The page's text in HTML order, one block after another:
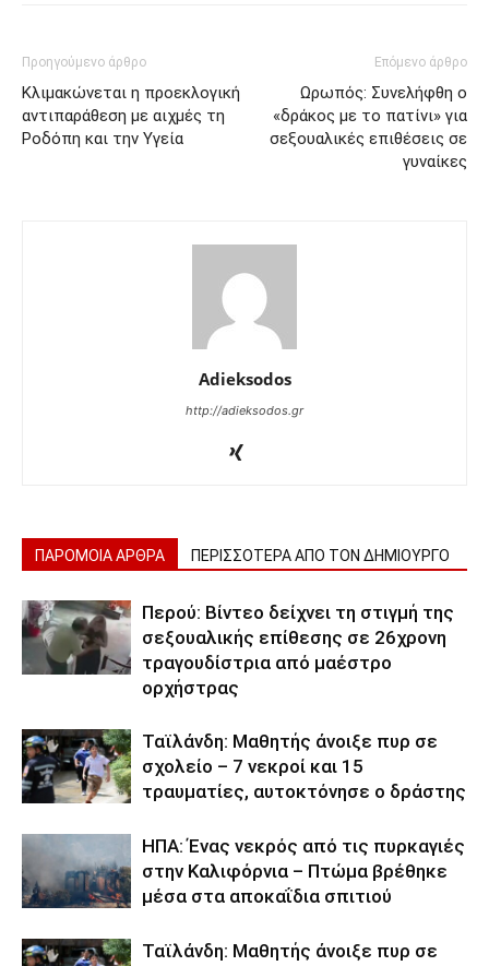
Προηγούμενο άρθρο
Κλιμακώνεται η προεκλογική
αντιπαράθεση με αιχμές τη
Ροδόπη και την Υγεία
Επόμενο άρθρο
Ωρωπός: Συνελήφθη ο
«δράκος με το πατίνι» για
σεξουαλικές επιθέσεις σε
γυναίκες
Adieksodos
http://adieksodos.gr
ΠΑΡΟΜΟΙΑ ΑΡΘΡΑ ΠΕΡΙΣΣΟΤΕΡΑ ΑΠΟ ΤΟΝ ΔΗΜΙΟΥΡΓΟ
Περού: Βίντεο δείχνει τη στιγμή της
σεξουαλικής επίθεσης σε 26χρονη
τραγουδίστρια από μαέστρο
ορχήστρας
Ταϊλάνδη: Μαθητής άνοιξε πυρ σε
σχολείο – 7 νεκροί και 15
τραυματίες, αυτοκτόνησε ο δράστης
ΗΠΑ: Ένας νεκρός από τις πυρκαγιές
στην Καλιφόρνια – Πτώμα βρέθηκε
μέσα στα αποκαΐδια σπιτιού
Ταϊλάνδη: Μαθητής άνοιξε πυρ σε